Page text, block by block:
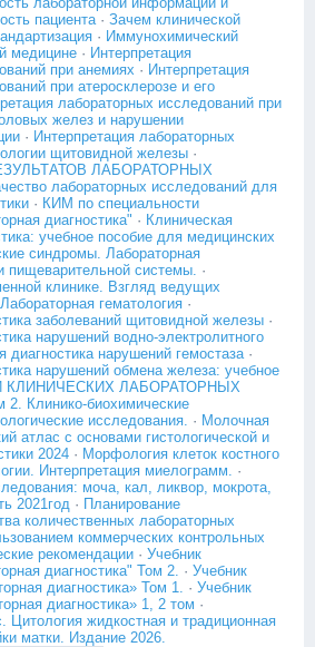
пациента· Зачем клинической
· Иммунохимический
медицине · Интерпретация
при анемиях · Интерпретация
при атеросклерозе и его
лабораторных исследований при
желез и нарушении
· Интерпретация лабораторных
щитовидной железы ·
ЛАБОРАТОРНЫХ
лабораторных исследований для
· КИМ по специальности
диагностика" · Клиническая
учебное пособие для медицинских
синдромы. Лабораторная
пищеварительной системы. ·
клинике. Взгляд ведущих
Лабораторная гематология ·
заболеваний щитовидной железы ·
нарушений водно-электролитного
диагностика нарушений гемостаза·
нарушений обмена железа: учебное
КЛИНИЧЕСКИХ ЛАБОРАТОРНЫХ
Клинико-биохимические
исследования. · Молочная
атлас с основами гистологической и
2024 · Морфология клеток костного
Интерпретация миелограмм. ·
моча, кал, ликвор, мокрота,
2021год · Планирование
количественных лабораторных
коммерческих контрольных
рекомендации · Учебник
диагностика" Том 2. · Учебник
диагностика» Том 1. · Учебник
диагностика» 1, 2 том ·
Цитология жидкостная и традиционная
матки. Издание 2026.